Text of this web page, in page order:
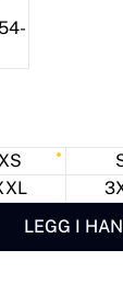
XS
LEGG I